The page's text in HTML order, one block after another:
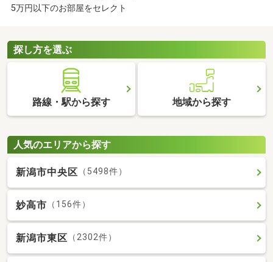
5万円以下のお部屋をセレクト
探し方を選ぶ
路線・駅から探す 地域から探す
人気のエリアから探す
新潟市中央区 （5498件）
妙高市 （156件）
新潟市東区 （2302件）